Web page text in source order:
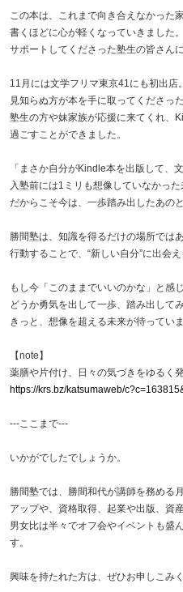
この本は、これまで向き合えなかった
書くほどに心が軽くなっていきました。
サポートしてくださった塾生の皆さん
11月には文学フリマ東京41にも初出店。
見知らぬ方が本を手に取ってくださっ
塾生の方や妹家族が応援に来てくれ、
過ごすことができました。
「まさか自分がKindle本を出版して、
入塾前には1ミリも想像していなかった
だからこそ今は、一歩踏み出したあの
勝間塾は、知識を得るだけの場所ではあ
行動することで、“新しい自分”に出会え
もし今「このままでいいのかな」と感
どうか勇気を出して一歩、踏み出して
きっと、想像を超える未来が待っていま
【note】
薬膳や片付け、日々の気づきをゆるく
https://krs.bz/katsumaweb/
---ここまで---
いかがでしたでしょうか。
勝間塾では、勝間和代が講師を務める
アップや、資格取得、起業や出版、資
男女比は半々でオフ会やイベントも盛
す。
興味を持たれた方は、ぜひお申しこみく